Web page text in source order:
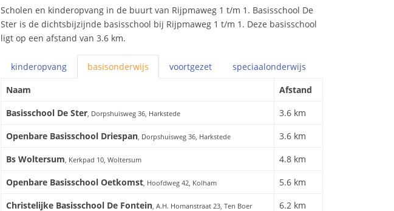
Scholen en kinderopvang in de buurt van Rijpmaweg 1 t/m 1. Basisschool De
Ster is de dichtsbijzijnde basisschool bij Rijpmaweg 1 t/m 1. Deze basisschool
ligt op een afstand van 3.6 km.
kinderopvang basisonderwijs voortgezet speciaalonderwijs
Naam
Afstand
Basisschool De Ster, Dorpshuisweg 36, Harkstede
3.6 km
Openbare Basisschool Driespan, Dorpshuisweg 36, Harkstede
3.6 km
Bs Woltersum, Kerkpad 10, Woltersum
4.8 km
Openbare Basisschool Oetkomst, Hoofdweg 42, Kolham
5.6 km
Christelijke Basisschool De Fontein, A.H. Homanstraat 23, Ten Boer 6.2 km